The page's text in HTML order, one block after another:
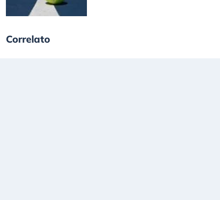
Correlato